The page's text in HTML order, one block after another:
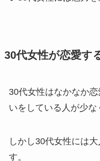
30代女性が恋愛す
30代女性はなかなか
いをしている人が少な
しかし30代女性には
す。